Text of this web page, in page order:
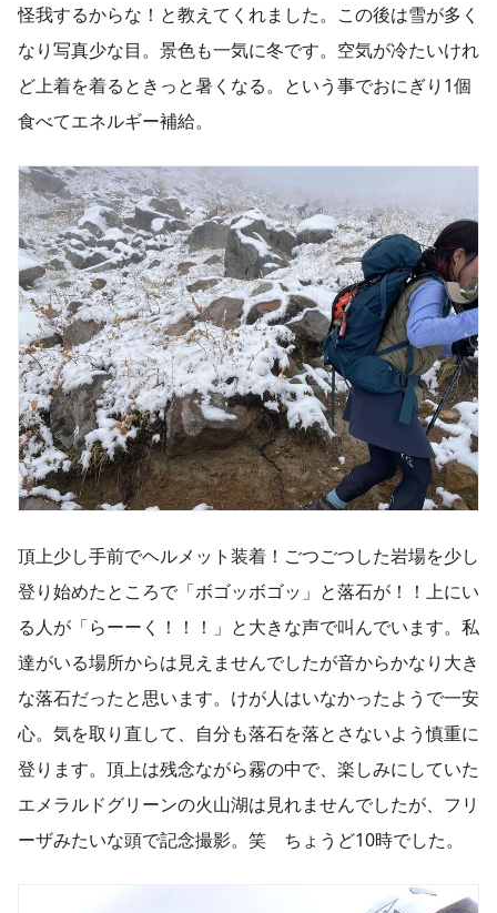
怪我するからな！と教えてくれました。この後は雪が多く
なり写真少な目。景色も一気に冬です。空気が冷たいけれ
ど上着を着るときっと暑くなる。という事でおにぎり1個
食べてエネルギー補給。
頂上少し手前でヘルメット装着！ごつごつした岩場を少し
登り始めたところで「ボゴッボゴッ」と落石が！！上にい
る人が「らーーく！！！」と大きな声で叫んでいます。私
達がいる場所からは見えませんでしたが音からかなり大き
な落石だったと思います。けが人はいなかったようで一安
心。気を取り直して、自分も落石を落とさないよう慎重に
登ります。頂上は残念ながら霧の中で、楽しみにしていた
エメラルドグリーンの火山湖は見れませんでしたが、フリ
ーザみたいな頭で記念撮影。笑 ちょうど10時でした。